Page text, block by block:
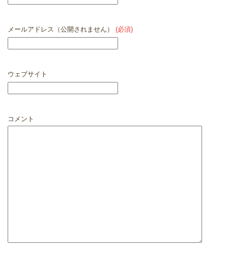
メールアドレス（公開されません） (必須)
ウェブサイト
コメント